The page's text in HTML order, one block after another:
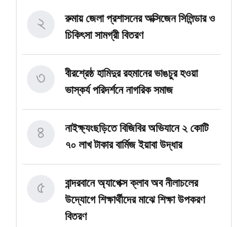
রুমায় জেলা প্রশাসনের অক্সিজেন সিলিন্ডার ও
চিকিৎসা সামগ্রী বিতরণ
২
বীরশ্রেষ্ঠ হামিদুর রহমানের ভাঙচুর হওয়া
ভাস্কর্য পরিদর্শনে নাগরিক সমাজ
৩
নাইক্ষ্যংছড়িতে বিজিবির অভিযানে ২ কোটি
৭০ লাখ টাকার বার্মিজ ইয়াবা উদ্ধার
৪
বান্দরবানে অ্যাপেক্স ক্লাব অব নীলাচলের
উদ্যোগে শিক্ষার্থীদের মাঝে শিক্ষা উপকরণ
বিতরণ
৫